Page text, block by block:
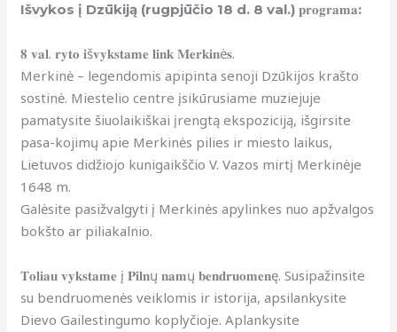
Išvykos į Dzūkiją (rugpjūčio 18 d. 8 val.) 𝐩𝐫𝐨𝐠𝐫𝐚𝐦𝐚:
𝟖 𝐯𝐚𝐥. 𝐫𝐲𝐭𝐨 𝐢š𝐯𝐲𝐤𝐬𝐭𝐚𝐦𝐞 𝐥𝐢𝐧𝐤 𝐌𝐞𝐫𝐤𝐢𝐧ė𝐬.
Merkinė – legendomis apipinta senoji Dzūkijos krašto
sostinė. Miestelio centre įsikūrusiame muziejuje
pamatysite šiuolaikiškai įrengtą ekspoziciją, išgirsite
pasa-kojimų apie Merkinės pilies ir miesto laikus,
Lietuvos didžiojo kunigaikščio V. Vazos mirtį Merkinėje
1648 m.
Galėsite pasižvalgyti į Merkinės apylinkes nuo apžvalgos
bokšto ar piliakalnio.
𝐓𝐨𝐥𝐢𝐚𝐮 𝐯𝐲𝐤𝐬𝐭𝐚𝐦𝐞 į 𝐏𝐢𝐥𝐧ų 𝐧𝐚𝐦ų 𝐛𝐞𝐧𝐝𝐫𝐮𝐨𝐦𝐞𝐧ę. Susipažinsite
su bendruomenės veiklomis ir istorija, apsilankysite
Dievo Gailestingumo koplyčioje. Aplankysite